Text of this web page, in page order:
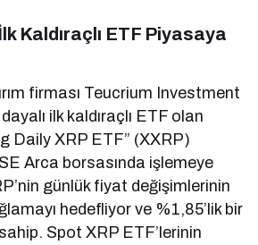
Kaldıraçlı ETF Piyasaya
firması Teucrium Investment
ilk kaldıraçlı ETF olan
Daily XRP ETF” (XXRP)
Arca borsasında işlemeye
günlük fiyat değişimlerinin
hedefliyor ve %1,85’lik bir
Spot XRP ETF’lerinin